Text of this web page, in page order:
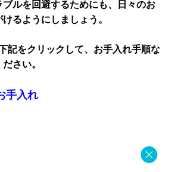
ブルを回避するためにも、日々のお
るようにしましょう。
記をクリックして、お手入れ手順な
さい。
手入れ